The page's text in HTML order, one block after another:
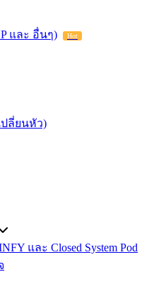
และ อื่นๆ) Hot
ปลี่ยนหัว)
และ Closed System Pod